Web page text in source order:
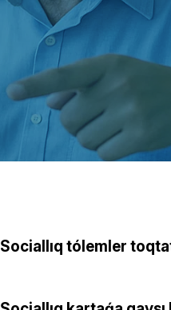
Sociallıq tólemler